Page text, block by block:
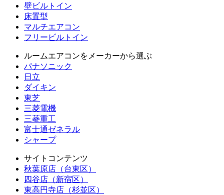
壁ビルトイン
床置型
マルチエアコン
フリービルトイン
ルームエアコンをメーカーから選ぶ
パナソニック
日立
ダイキン
東芝
三菱電機
三菱重工
富士通ゼネラル
シャープ
サイトコンテンツ
秋葉原店（台東区）
四谷店（新宿区）
東高円寺店（杉並区）